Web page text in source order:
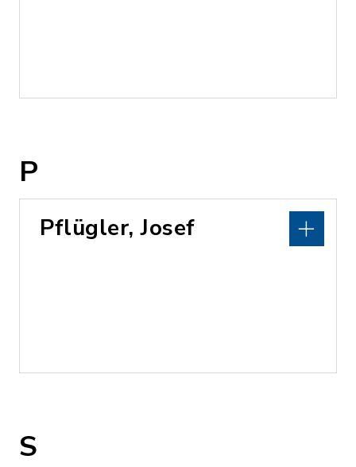
P
Pflügler, Josef
S